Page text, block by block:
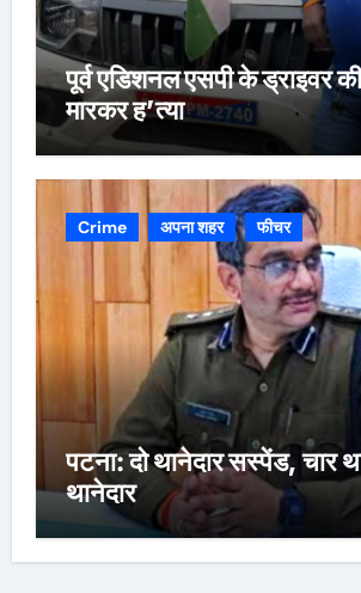
पूर्व एडिशनल एसपी के ड्राइवर
मारकर ह’त्या
Crime अपना शहर फीचर
पटना: दो थानेदार सस्पेंड, चार
थानेदार